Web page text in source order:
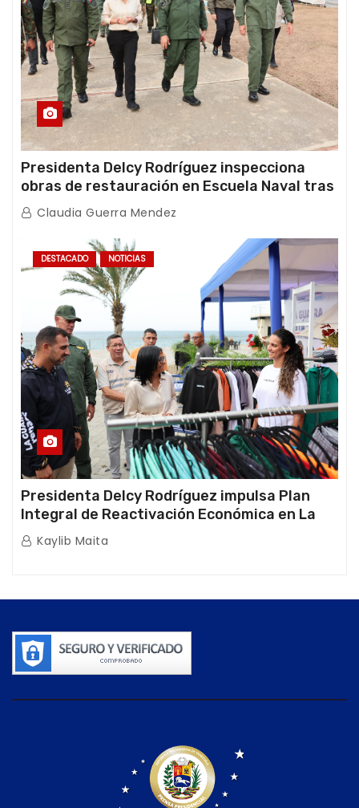
Presidenta Delcy Rodríguez inspecciona
obras de restauración en Escuela Naval tras
afectaciones sísmicas en La Guaira
Claudia Guerra Mendez
DESTACADO NOTICIAS
Presidenta Delcy Rodríguez impulsa Plan
Integral de Reactivación Económica en La
Guaira
Kaylib Maita